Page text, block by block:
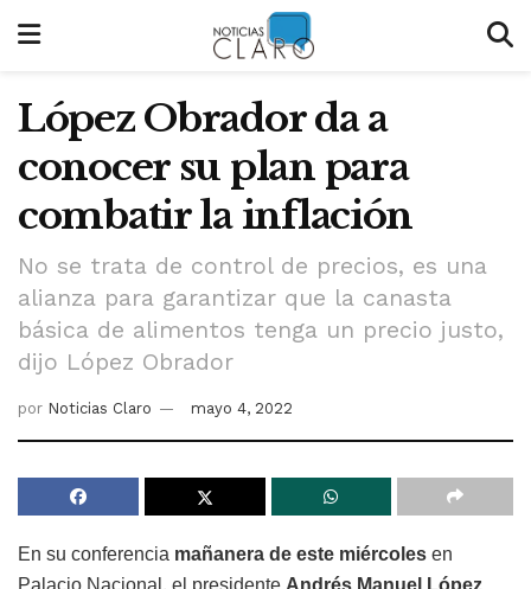
López Obrador da a
conocer su plan para
combatir la inflación
No se trata de control de precios, es una
alianza para garantizar que la canasta
básica de alimentos tenga un precio justo,
dijo López Obrador
por Noticias Claro mayo 4, 2022
En su conferencia mañanera de este miércoles en
Palacio Nacional, el presidente Andrés Manuel López